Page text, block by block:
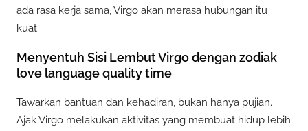
ada rasa kerja sama, Virgo akan merasa hubungan itu
kuat.
Menyentuh Sisi Lembut Virgo dengan zodiak
love language quality time
Tawarkan bantuan dan kehadiran, bukan hanya pujian.
Ajak Virgo melakukan aktivitas yang membuat hidup lebih